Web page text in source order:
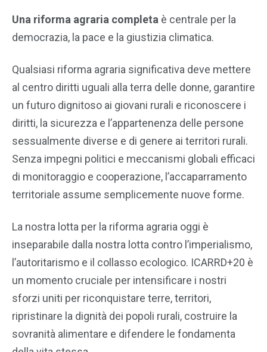
Una riforma agraria completa è centrale per la
democrazia, la pace e la giustizia climatica.
Qualsiasi riforma agraria significativa deve mettere
al centro diritti uguali alla terra delle donne, garantire
un futuro dignitoso ai giovani rurali e riconoscere i
diritti, la sicurezza e l’appartenenza delle persone
sessualmente diverse e di genere ai territori rurali.
Senza impegni politici e meccanismi globali efficaci
di monitoraggio e cooperazione, l’accaparramento
territoriale assume semplicemente nuove forme.
La nostra lotta per la riforma agraria oggi è
inseparabile dalla nostra lotta contro l’imperialismo,
l’autoritarismo e il collasso ecologico. ICARRD+20 è
un momento cruciale per intensificare i nostri
sforzi uniti per riconquistare terre, territori,
ripristinare la dignità dei popoli rurali, costruire la
sovranità alimentare e difendere le fondamenta